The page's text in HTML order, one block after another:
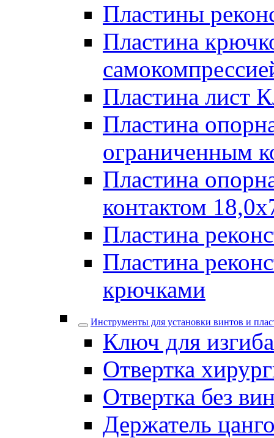
Пластины
Пластина
Пластина лист
Пластина
ограниченным
Пластина
контактом
Пластина
Пластина
крючками
Инструменты для установки винтов и
Ключ для
Отвертка
Отвертка без
Держатель